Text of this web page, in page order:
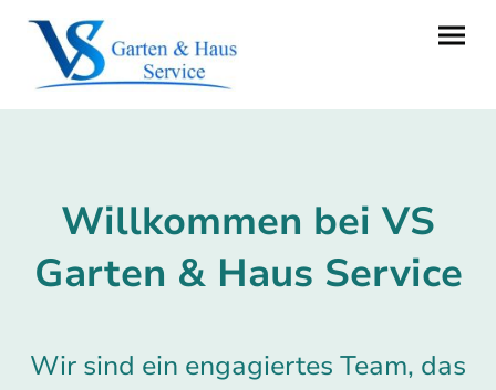
Willkommen bei VS
Garten & Haus Service
Wir sind ein engagiertes Team, das